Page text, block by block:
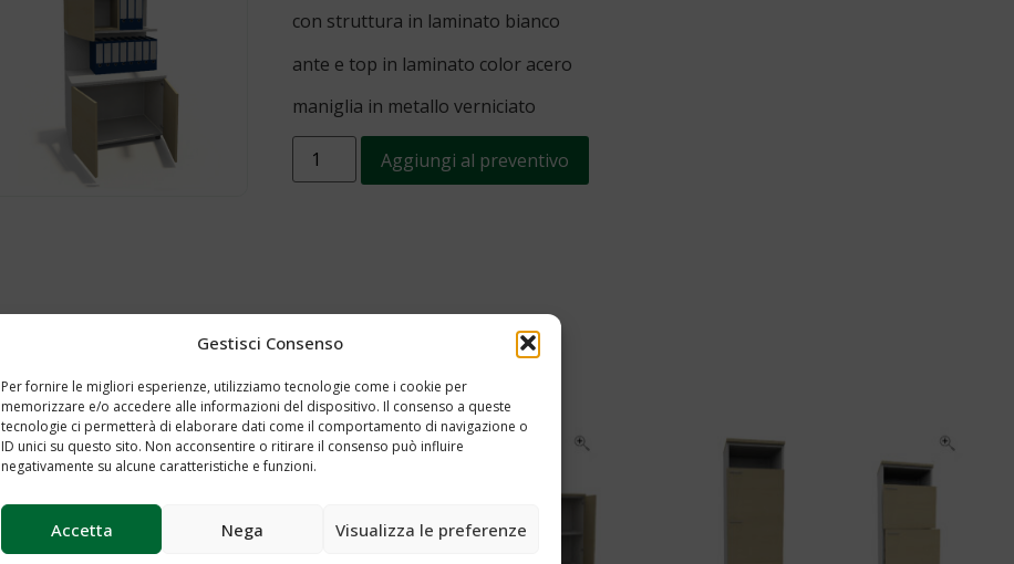
Gestisci Consenso
Per fornire le migliori esperienze, utilizziamo tecnologie come i cookie per
memorizzare e/o accedere alle informazioni del dispositivo. Il consenso a queste
tecnologie ci permetterà di elaborare dati come il comportamento di navigazione o
ID unici su questo sito. Non acconsentire o ritirare il consenso può influire
negativamente su alcune caratteristiche e funzioni.
Accetta Nega Visualizza le preferenze
con struttura in laminato bianco
ante e top in laminato color acero
maniglia in metallo verniciato
Aggiungi al preventivo